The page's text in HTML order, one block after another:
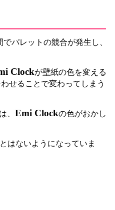
パレットの競合が発生し、
Clockが壁紙の色を変える
せることで変わってしまう
、 Emi Clockの色がおかし
はないようになっていま